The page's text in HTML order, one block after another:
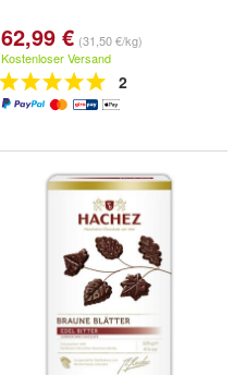
62,99 € (31,50 €/kg)
Kostenloser Versand
2